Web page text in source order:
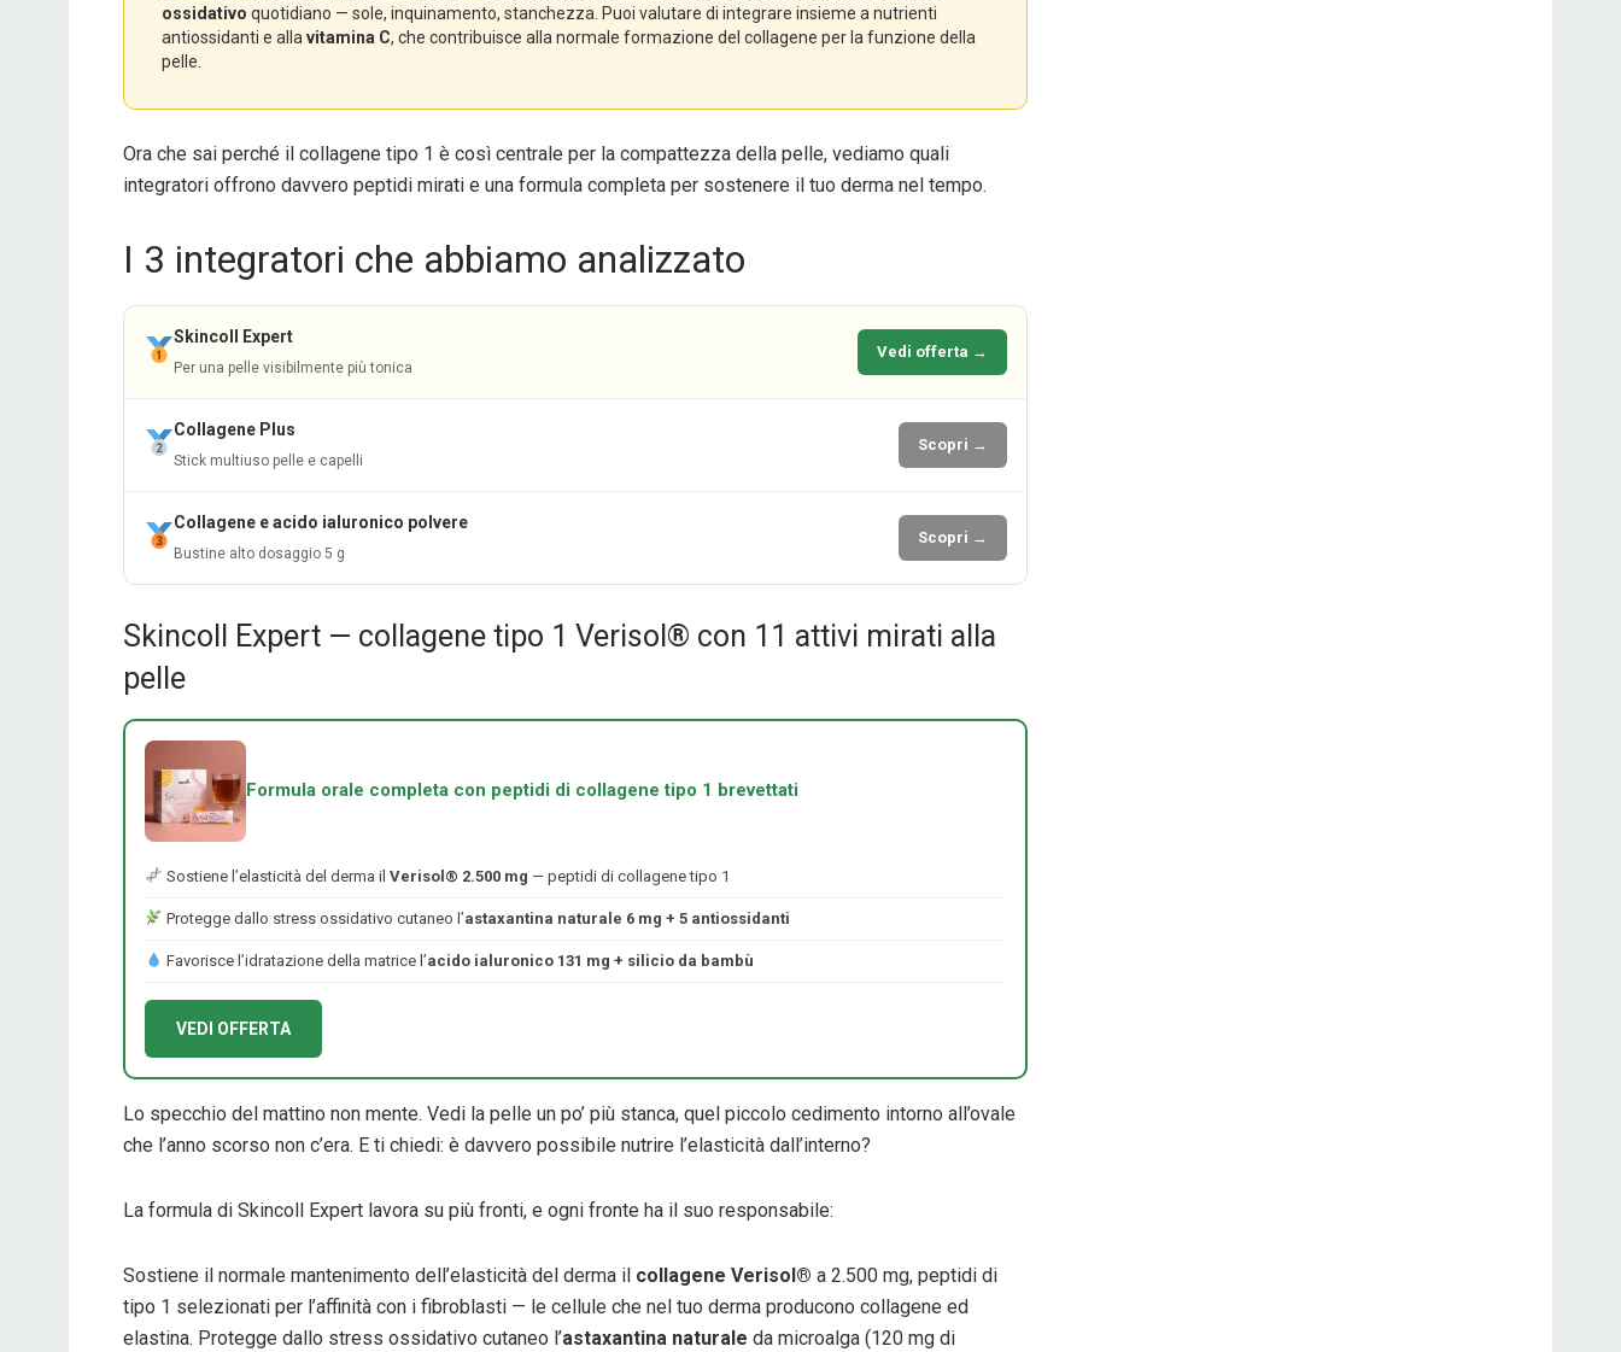
ossidativo quotidiano — sole, inquinamento, stanchezza. Puoi valutare di integrare insieme a nutrienti
antiossidanti e alla vitamina C, che contribuisce alla normale formazione del collagene per la funzione della
pelle.
Ora che sai perché il collagene tipo 1 è così centrale per la compattezza della pelle, vediamo quali
integratori offrono davvero peptidi mirati e una formula completa per sostenere il tuo derma nel tempo.
I 3 integratori che abbiamo analizzato
Skincoll Expert
Per una pelle visibilmente più tonica
Vedi offerta →
Collagene Plus
Stick multiuso pelle e capelli
Scopri →
Collagene e acido ialuronico polvere
Bustine alto dosaggio 5 g
Scopri →
Skincoll Expert — collagene tipo 1 Verisol® con 11 attivi mirati alla
pelle
Formula orale completa con peptidi di collagene tipo 1 brevettati
Sostiene l’elasticità del derma il Verisol® 2.500 mg — peptidi di collagene tipo 1
Protegge dallo stress ossidativo cutaneo l’astaxantina naturale 6 mg + 5 antiossidanti
Favorisce l’idratazione della matrice l’acido ialuronico 131 mg + silicio da bambù
VEDI OFFERTA
Lo specchio del mattino non mente. Vedi la pelle un po’ più stanca, quel piccolo cedimento intorno all’ovale
che l’anno scorso non c’era. E ti chiedi: è davvero possibile nutrire l’elasticità dall’interno?
La formula di Skincoll Expert lavora su più fronti, e ogni fronte ha il suo responsabile:
Sostiene il normale mantenimento dell’elasticità del derma il collagene Verisol® a 2.500 mg, peptidi di
tipo 1 selezionati per l’affinità con i fibroblasti — le cellule che nel tuo derma producono collagene ed
elastina. Protegge dallo stress ossidativo cutaneo l’astaxantina naturale da microalga (120 mg di